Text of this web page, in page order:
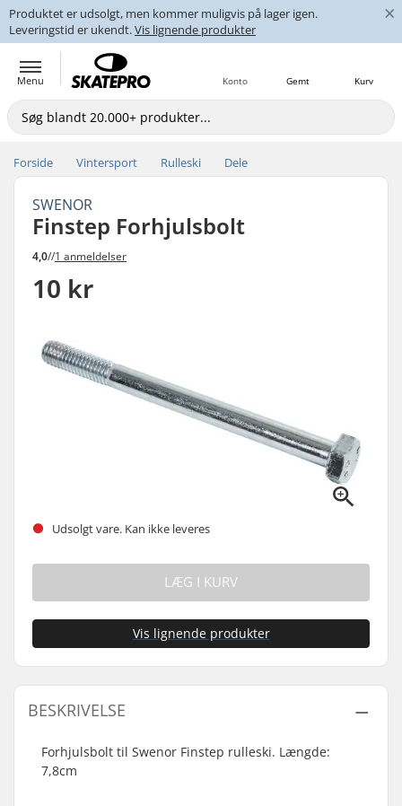
Produktet er udsolgt, men kommer muligvis på lager igen.
Leveringstid er ukendt.Vis lignende produkter
×
Menu Kurv
Gemt
Konto
Forside Vintersport Rulleski Dele
SWENOR
Finstep Forhjulsbolt
4,0//1 anmeldelser
10 kr
Udsolgt vare. Kan ikke leveres
LÆG I KURV
Vis lignende produkter
BESKRIVELSE
Forhjulsbolt til Swenor Finstep rulleski. Længde:
7,8cm